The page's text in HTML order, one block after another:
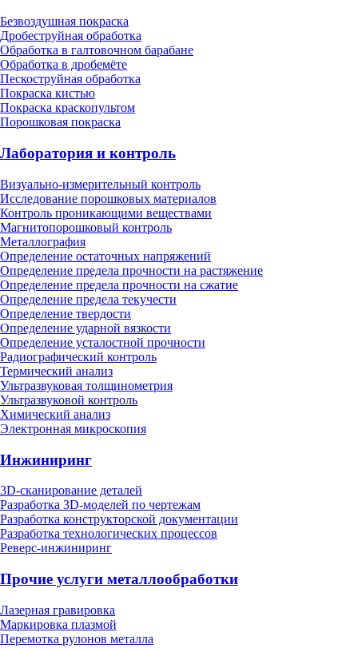
Безвоздушная покраска
Дробеструйная обработка
Обработка в галтовочном барабане
Обработка в дробемёте
Пескоструйная обработка
Покраска кистью
Покраска краскопультом
Порошковая покраска
Лаборатория и контроль
Визуально-измерительный контроль
Исследование порошковых материалов
Контроль проникающими веществами
Магнитопорошковый контроль
Металлография
Определение остаточных напряжений
Определение предела прочности на растяжение
Определение предела прочности на сжатие
Определение предела текучести
Определение твердости
Определение ударной вязкости
Определение усталостной прочности
Радиографический контроль
Термический анализ
Ультразвуковая толщинометрия
Ультразвуковой контроль
Химический анализ
Электронная микроскопия
Инжиниринг
3D-сканирование деталей
Разработка 3D-моделей по чертежам
Разработка конструкторской документации
Разработка технологических процессов
Реверс-инжиниринг
Прочие услуги металлообработки
Лазерная гравировка
Маркировка плазмой
Перемотка рулонов металла